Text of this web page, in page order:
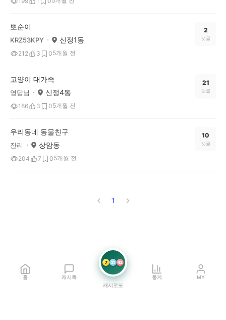
뽀순이
KRZ53KPY 신정1동
212 3 05개월 전
2
댓글
고양이 대가족
영담님 신정4동
186 3 05개월 전
21
댓글
우리동네 동물친구
잔리 상암동
204 7 05개월 전
10
댓글
1
홈 캐시톡
7 21 42
캐시로또
통계 MY